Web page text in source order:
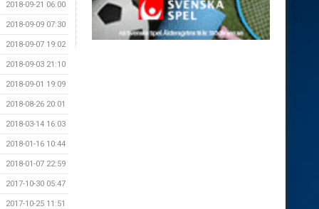
2018-09-21 06:00
2018-09-09 07:30
2018-09-07 19:02
2018-09-03 21:10
2018-09-01 19:09
2018-08-26 20:01
2018-03-14 16:03
2018-01-16 10:44
2018-01-07 22:59
2017-10-30 05:47
2017-10-25 11:51